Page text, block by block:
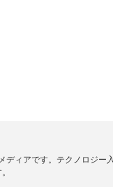
ィアです。テクノロジー